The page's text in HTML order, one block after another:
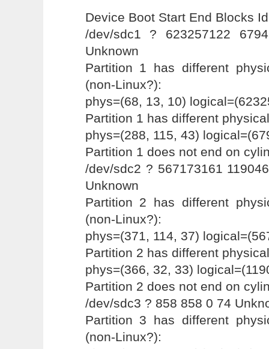
Device Boot Start End Blocks
/dev/sdc1 ? 623257122
Unknown
Partition 1 has different
(non-Linux?):
phys=(68, 13, 10)
Partition 1 has different
phys=(288, 115, 43)
Partition 1 does not end on
/dev/sdc2 ? 567173161
Unknown
Partition 2 has different
(non-Linux?):
phys=(371, 114, 37)
Partition 2 has different
phys=(366, 32, 33)
Partition 2 does not end on
/dev/sdc3 ? 858 858 0 74
Partition 3 has different
(non-Linux?):